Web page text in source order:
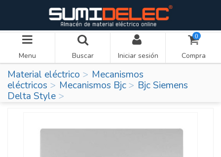
Menu Buscar Iniciar sesión
0
Compra
Material eléctrico
Mecanismos
eléctricos
Mecanismos Bjc
Bjc Siemens
Delta Style